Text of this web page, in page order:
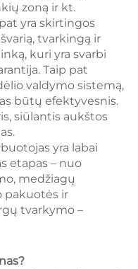
zoną ir kt.
yra skirtingos
tvarkingą ir
kuri yra svarbi
Taip pat
valdymo sistemą,
būtų efektyvesnis.
siūlantis aukštos
yra labai
etapas – nuo
medžiagų
pakuotės ir
tvarkymo –